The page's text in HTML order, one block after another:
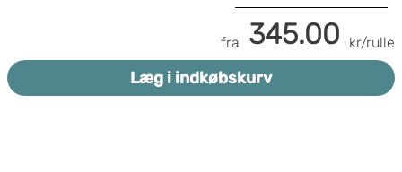
fra 345.00 kr/rulle
Læg i indkøbskurv